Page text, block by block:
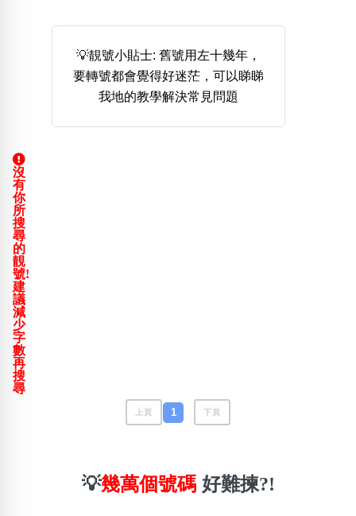
888尾
999尾 777尾 9字頭 6字頭
無4字
全大數字
5萬以上 生天延 全吉星(全號)
清除全部分類
清除全部分類
💡靚號小貼士: 舊號用左十幾年，
要轉號都會覺得好迷茫，可以睇睇
我地的教學解決常見問題
沒
有
你
所
搜
尋
的
靚
號!
建
議
減
少
字
數
再
搜
尋
上頁 1 下頁
💡幾萬個號碼 好難揀?!